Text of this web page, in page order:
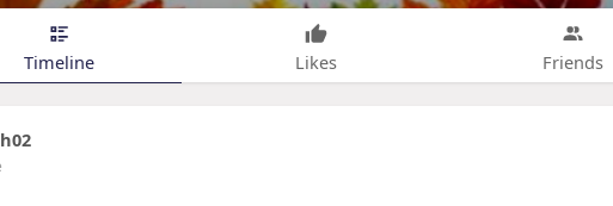
Timeline Likes Friends